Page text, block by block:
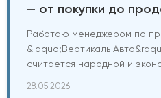
— от покупки до
Работаю менеджером по
&laquo;Вертикаль
считается народной и
28.05.2026